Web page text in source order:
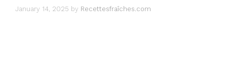
January 14, 2025 by Recettesfraîches.com